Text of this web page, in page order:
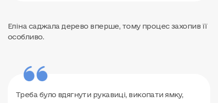
Еліна саджала дерево вперше, тому процес захопив її
особливо.
Треба було вдягнути рукавиці, викопати ямку,